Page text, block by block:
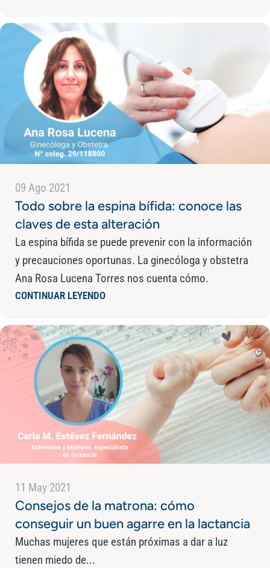
09 Ago 2021
Todo sobre la espina bífida: conoce las
claves de esta alteración
La espina bífida se puede prevenir con la información
y precauciones oportunas. La ginecóloga y obstetra
Ana Rosa Lucena Torres nos cuenta cómo.
CONTINUAR LEYENDO
11 May 2021
Consejos de la matrona: cómo
conseguir un buen agarre en la lactancia
Muchas mujeres que están próximas a dar a luz
tienen miedo de...